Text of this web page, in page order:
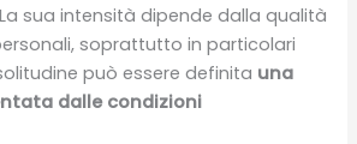
sua intensità dipende dalla qualità
soprattutto in particolari
può essere definita una
dalle condizioni